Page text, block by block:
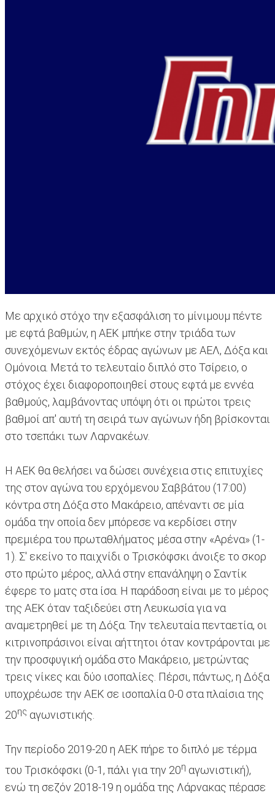
Με αρχικό στόχο την εξασφάλιση το μίνιμουμ πέντε
με εφτά βαθμών, η ΑΕΚ μπήκε στην τριάδα των
συνεχόμενων εκτός έδρας αγώνων με ΑΕΛ, Δόξα και
Ομόνοια. Μετά το τελευταίο διπλό στο Τσίρειο, ο
στόχος έχει διαφοροποιηθεί στους εφτά με εννέα
βαθμούς, λαμβάνοντας υπόψη ότι οι πρώτοι τρεις
βαθμοί απ' αυτή τη σειρά των αγώνων ήδη βρίσκονται
στο τσεπάκι των Λαρνακέων.
Η ΑΕΚ θα θελήσει να δώσει συνέχεια στις επιτυχίες
της στον αγώνα του ερχόμενου Σαββάτου (17:00)
κόντρα στη Δόξα στο Μακάρειο, απέναντι σε μία
ομάδα την οποία δεν μπόρεσε να κερδίσει στην
πρεμιέρα του πρωταθλήματος μέσα στην «Αρένα» (1-
1). Σ' εκείνο το παιχνίδι ο Τρισκόφσκι άνοιξε το σκορ
στο πρώτο μέρος, αλλά στην επανάληψη ο Σαντίκ
έφερε το ματς στα ίσα. Η παράδοση είναι με το μέρος
της ΑΕΚ όταν ταξιδεύει στη Λευκωσία για να
αναμετρηθεί με τη Δόξα. Την τελευταία πενταετία, οι
κιτρινοπράσινοι είναι αήττητοι όταν κοντράρονται με
την προσφυγική ομάδα στο Μακάρειο, μετρώντας
τρεις νίκες και δύο ισοπαλίες. Πέρσι, πάντως, η Δόξα
υποχρέωσε την ΑΕΚ σε ισοπαλία 0-0 στα πλαίσια της
20ης αγωνιστικής.
Την περίοδο 2019-20 η ΑΕΚ πήρε το διπλό με τέρμα
του Τρισκόφσκι (0-1, πάλι για την 20η αγωνιστική),
ενώ τη σεζόν 2018-19 η ομάδα της Λάρνακας πέρασε